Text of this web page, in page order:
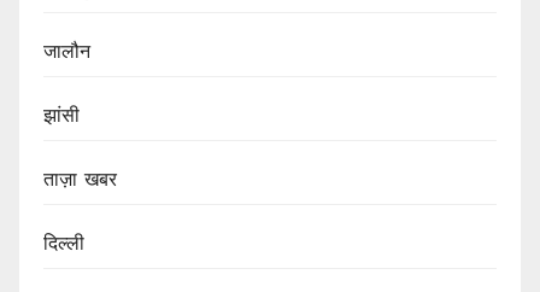
जालौन
झांसी
ताज़ा खबर
दिल्ली